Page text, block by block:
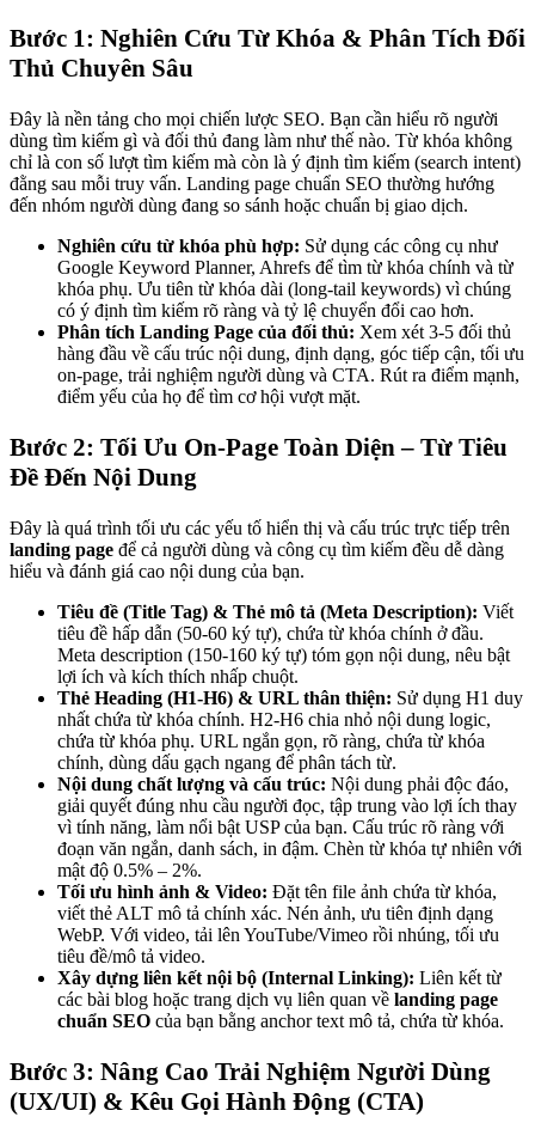
Bước 1: Nghiên Cứu Từ Khóa & Phân Tích Đối
Thủ Chuyên Sâu
Đây là nền tảng cho mọi chiến lược SEO. Bạn cần hiểu rõ người
dùng tìm kiếm gì và đối thủ đang làm như thế nào. Từ khóa không
chỉ là con số lượt tìm kiếm mà còn là ý định tìm kiếm (search intent)
đằng sau mỗi truy vấn. Landing page chuẩn SEO thường hướng
đến nhóm người dùng đang so sánh hoặc chuẩn bị giao dịch.
Nghiên cứu từ khóa phù hợp: Sử dụng các công cụ như
Google Keyword Planner, Ahrefs để tìm từ khóa chính và từ
khóa phụ. Ưu tiên từ khóa dài (long-tail keywords) vì chúng
có ý định tìm kiếm rõ ràng và tỷ lệ chuyển đổi cao hơn.
Phân tích Landing Page của đối thủ: Xem xét 3-5 đối thủ
hàng đầu về cấu trúc nội dung, định dạng, góc tiếp cận, tối ưu
on-page, trải nghiệm người dùng và CTA. Rút ra điểm mạnh,
điểm yếu của họ để tìm cơ hội vượt mặt.
Bước 2: Tối Ưu On-Page Toàn Diện – Từ Tiêu
Đề Đến Nội Dung
Đây là quá trình tối ưu các yếu tố hiển thị và cấu trúc trực tiếp trên
landing page để cả người dùng và công cụ tìm kiếm đều dễ dàng
hiểu và đánh giá cao nội dung của bạn.
Tiêu đề (Title Tag) & Thẻ mô tả (Meta Description): Viết
tiêu đề hấp dẫn (50-60 ký tự), chứa từ khóa chính ở đầu.
Meta description (150-160 ký tự) tóm gọn nội dung, nêu bật
lợi ích và kích thích nhấp chuột.
Thẻ Heading (H1-H6) & URL thân thiện: Sử dụng H1 duy
nhất chứa từ khóa chính. H2-H6 chia nhỏ nội dung logic,
chứa từ khóa phụ. URL ngắn gọn, rõ ràng, chứa từ khóa
chính, dùng dấu gạch ngang để phân tách từ.
Nội dung chất lượng và cấu trúc: Nội dung phải độc đáo,
giải quyết đúng nhu cầu người đọc, tập trung vào lợi ích thay
vì tính năng, làm nổi bật USP của bạn. Cấu trúc rõ ràng với
đoạn văn ngắn, danh sách, in đậm. Chèn từ khóa tự nhiên với
mật độ 0.5% – 2%.
Tối ưu hình ảnh & Video: Đặt tên file ảnh chứa từ khóa,
viết thẻ ALT mô tả chính xác. Nén ảnh, ưu tiên định dạng
WebP. Với video, tải lên YouTube/Vimeo rồi nhúng, tối ưu
tiêu đề/mô tả video.
Xây dựng liên kết nội bộ (Internal Linking): Liên kết từ
các bài blog hoặc trang dịch vụ liên quan về landing page
chuẩn SEO của bạn bằng anchor text mô tả, chứa từ khóa.
Bước 3: Nâng Cao Trải Nghiệm Người Dùng
(UX/UI) & Kêu Gọi Hành Động (CTA)